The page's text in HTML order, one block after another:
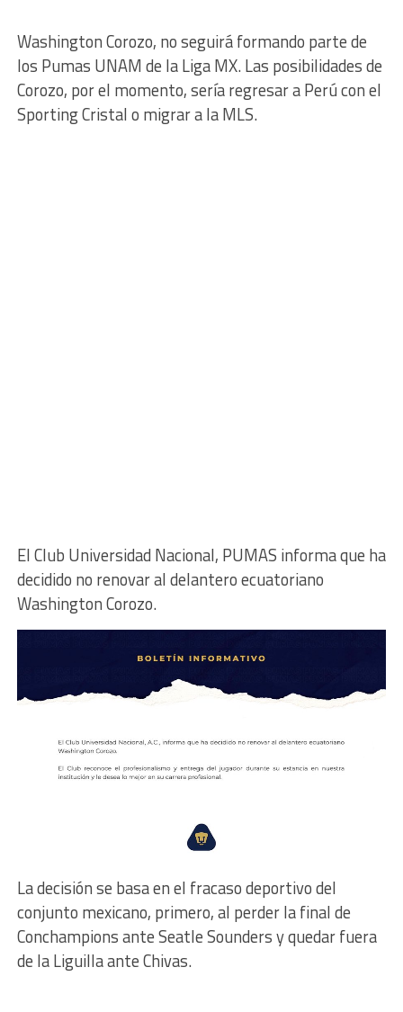
Washington Corozo, no seguirá formando parte de
los Pumas UNAM de la Liga MX. Las posibilidades de
Corozo, por el momento, sería regresar a Perú con el
Sporting Cristal o migrar a la MLS.
El Club Universidad Nacional, PUMAS informa que ha
decidido no renovar al delantero ecuatoriano
Washington Corozo.
La decisión se basa en el fracaso deportivo del
conjunto mexicano, primero, al perder la final de
Conchampions ante Seatle Sounders y quedar fuera
de la Liguilla ante Chivas.